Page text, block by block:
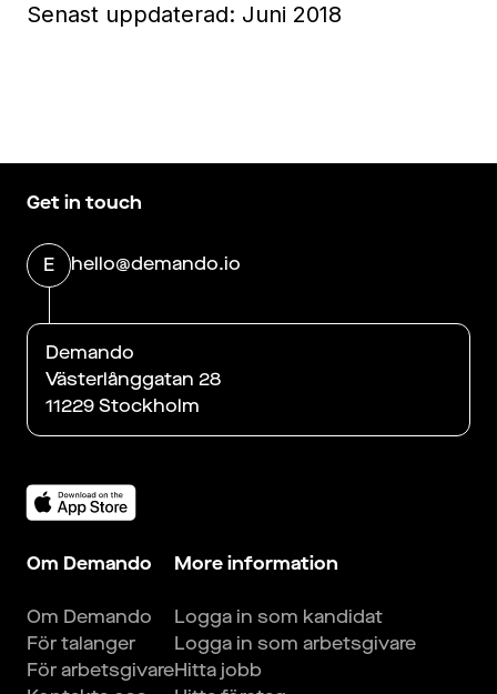
Senast uppdaterad: Juni 2018
Get in touch
E hello@demando.io
Demando
Västerlånggatan 28
11229 Stockholm
Om Demando
Om Demando
För talanger
För arbetsgivare
More information
Logga in som kandidat
Logga in som arbetsgivare
Hitta jobb